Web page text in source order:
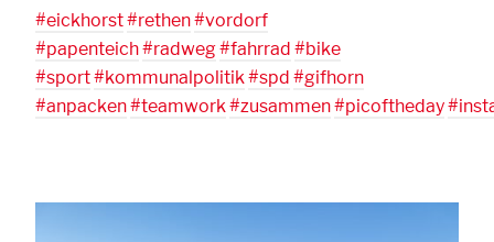
#eickhorst#rethen#vordorf
#papenteich#radweg#fahrrad #bike
#sport#kommunalpolitik#spd #gifhorn
#anpacken#teamwork#zusammen#picoftheday